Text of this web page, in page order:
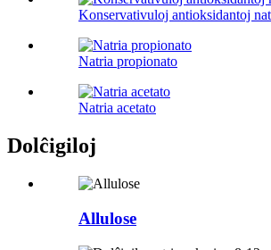
Konservativuloj antioksidantoj
Natria propionato
Natria acetato
Dolĉigiloj
Allulose